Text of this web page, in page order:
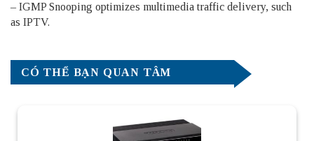
– IGMP Snooping optimizes multimedia traffic delivery, such
as IPTV.
CÓ THỂ BẠN QUAN TÂM